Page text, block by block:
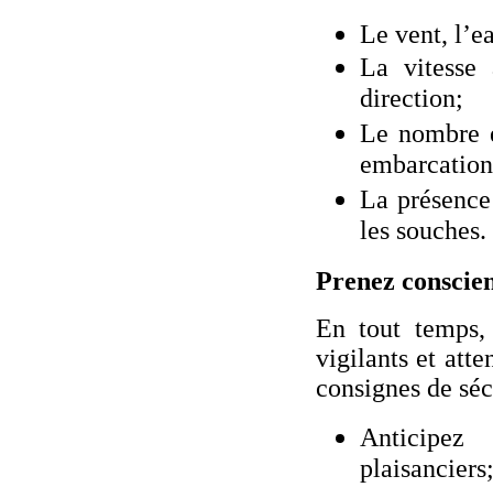
Le vent,
La vitesse
direction;
Le nombre
La
les souches.
Prenez
En tout
vigilants et
consignes de
Anticipez